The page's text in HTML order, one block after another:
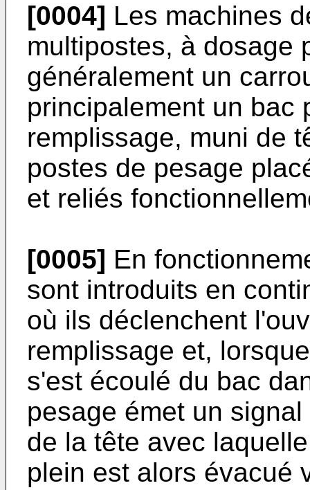
[0004] Les machines
multipostes, à dosage
généralement un
principalement un bac
remplissage, muni de
postes de pesage
et reliés
[0005] En
sont introduits en
où ils déclenchent
remplissage et,
s'est écoulé du bac
pesage émet un
de la tête avec
plein est alors évacué